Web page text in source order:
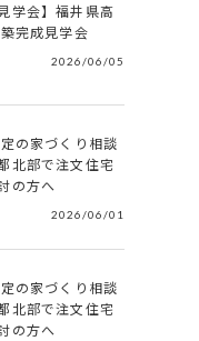
学会】福井県高
完成見学会
2026/06/05
の家づくり相談
北部で注文住宅
の方へ
2026/06/01
の家づくり相談
北部で注文住宅
の方へ